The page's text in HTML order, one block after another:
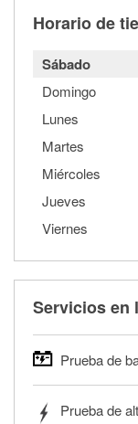
Horario de
Sábado
Domingo
Lunes
Martes
Miércoles
Jueves
Viernes
Servicios en
Prueba de
autos,Prueba de